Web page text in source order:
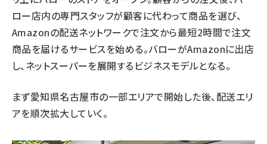
ロー店内の専門スタッフが顧客に代わって商品を選び、
Amazonの配送ネットワークで注文から最短2時間で注文
商品を届けるサービスを始める。バローがAmazonに出店
し、ネットスーパーを展開するビジネスモデルとなる。
まず愛知県名古屋市の一部エリアで開始した後、配送エリ
アを順次拡大していく。